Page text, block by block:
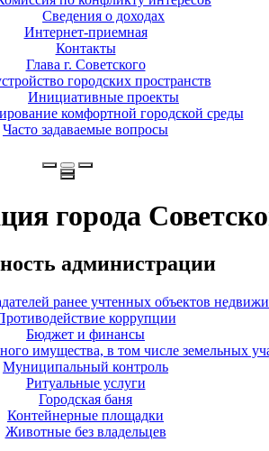
Сведения о доходах
Интернет-приемная
Контакты
Глава г. Советского
городских пространств
Инициативные проекты
комфортной городской среды
Часто задаваемые вопросы
города
администрации
ранее учтенных объектов
коррупции
Бюджет и финансы
имущества, в том числе земельных
Муниципальный контроль
Ритуальные услуги
Городская баня
Контейнерные площадки
Животные без владельцев